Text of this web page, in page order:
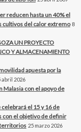
reducen hasta un 40% el
cultivos del calor extremo 8
UN PROYECTO
Y ALMACENAMIENTO
apuesta por la
abril 2026
Malasia con el apoyo de
el 15 y 16 de
con el objetivo de definir
25 marzo 2026